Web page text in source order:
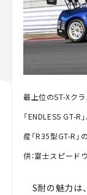
最上位のST-Xク
「ENDLESS GT-
産「R35型GT-R
供：富士スピード
S耐の魅力は